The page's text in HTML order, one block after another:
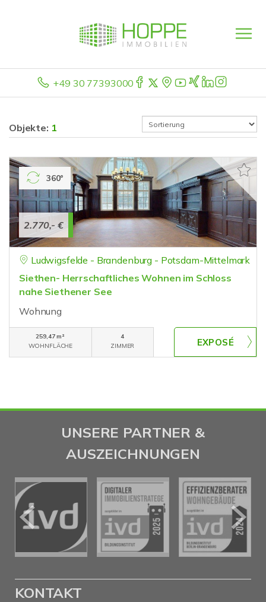
+49 30 77393000
Objekte: 1
2.770,- €
360°
Ludwigsfelde - Brandenburg - Potsdam-Mittelmark
Siethen- Herrschaftliches Wohnen im Schloss
nahe Siethener See
Wohnung
259,47 m²
WOHNFLÄCHE
4
ZIMMER
UNSERE PARTNER &
AUSZEICHNUNGEN
KONTAKT